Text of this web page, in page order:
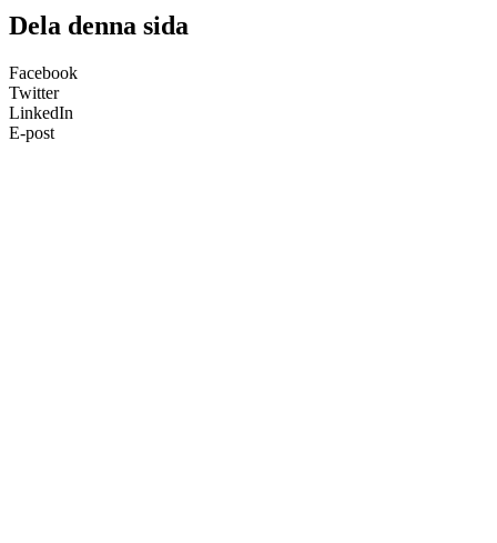
Dela denna sida
Facebook
Twitter
LinkedIn
E-post